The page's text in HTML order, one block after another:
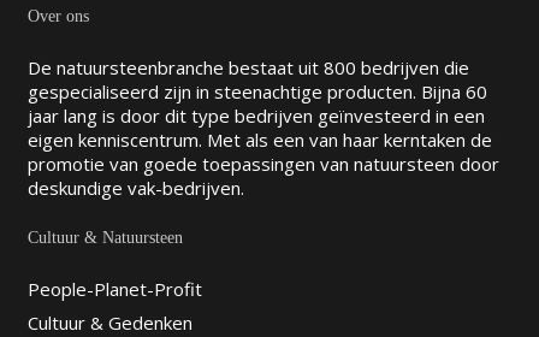
Over ons
De natuursteenbranche bestaat uit 800 bedrijven die
gespecialiseerd zijn in steenachtige producten. Bijna 60
jaar lang is door dit type bedrijven geïnvesteerd in een
eigen kenniscentrum. Met als een van haar kerntaken de
promotie van goede toepassingen van natuursteen door
deskundige vak-bedrijven.
Cultuur & Natuursteen
People-Planet-Profit
Cultuur & Gedenken